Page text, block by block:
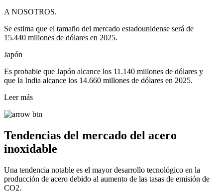
A NOSOTROS.
Se estima que el tamaño del mercado estadounidense será de
15.440 millones de dólares en 2025.
Japón
Es probable que Japón alcance los 11.140 millones de dólares y
que la India alcance los 14.660 millones de dólares en 2025.
Leer más
Tendencias del mercado del acero
inoxidable
Una tendencia notable es el mayor desarrollo tecnológico en la
producción de acero debido al aumento de las tasas de emisión de
CO2.